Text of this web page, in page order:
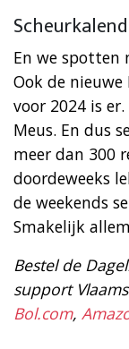
En we spotten
Ook de nieuwe
voor 2024 is er.
Meus. En dus
meer dan 300
doordeweeks
de weekends
Smakelijk
Bestel de
support
Bol.com,